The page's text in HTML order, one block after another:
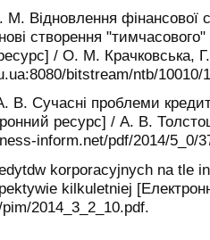
Відновлення фінансової
створення
/ О. М. Крачковська,
bitstream/ntb/10010/
В. Сучасні проблеми
ресурс] / А. В.
inform.net/pdf/2014/5_0/
korporacyjnych na tle
kilkuletniej
2014_3_2_10.pdf.